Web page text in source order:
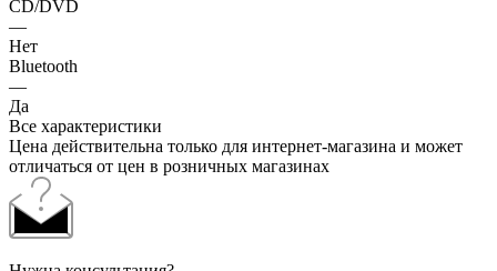
CD/DVD
—
Нет
Bluetooth
—
Да
Все характеристики
Цена действительна только для интернет-магазина и может
отличаться от цен в розничных магазинах